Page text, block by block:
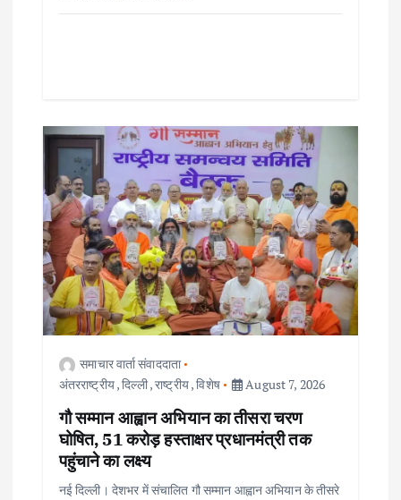
समाचार वार्ता संवाददाता
अंतरराष्ट्रीय,दिल्ली,राष्ट्रीय,विशेष August 7, 2026
गौ सम्मान आह्वान अभियान का तीसरा चरण
घोषित, 51 करोड़ हस्ताक्षर प्रधानमंत्री तक
पहुंचाने का लक्ष्य
नई दिल्ली। देशभर में संचालित गौ सम्मान आह्वान अभियान के तीसरे